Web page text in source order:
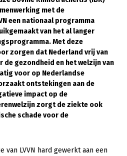
en onderwijs
metde
een nationaal programma
van het al langer
Met deze
zorgen dat Nederland vrij van
de gezondheid en het welzijn van
voor op Nederlandse
ontstekingen aan de
impact op de
zorgt de ziekte ook
schade voor de
van LVVN hard gewerkt aan een